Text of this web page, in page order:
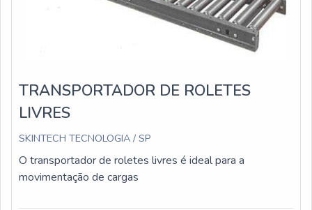
TRANSPORTADOR DE ROLETES
LIVRES
SKINTECH TECNOLOGIA / SP
O transportador de roletes livres é ideal para a
movimentação de cargas